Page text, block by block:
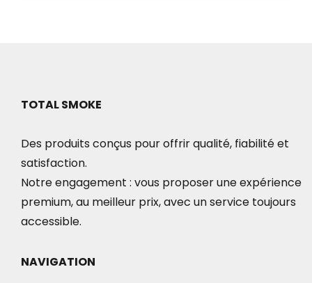
TOTAL SMOKE
Des produits conçus pour offrir qualité, fiabilité et
satisfaction.
Notre engagement : vous proposer une expérience
premium, au meilleur prix, avec un service toujours
accessible.
NAVIGATION